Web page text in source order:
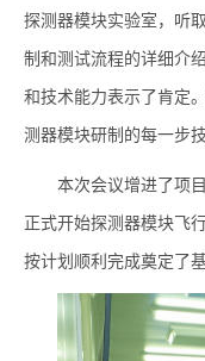
探测器模块实验室，听
制和测试流程的详细介
和技术能力表示了肯定
测器模块研制的每一步
本次会议增进了项
正式开始探测器模块飞
按计划顺利完成奠定了基